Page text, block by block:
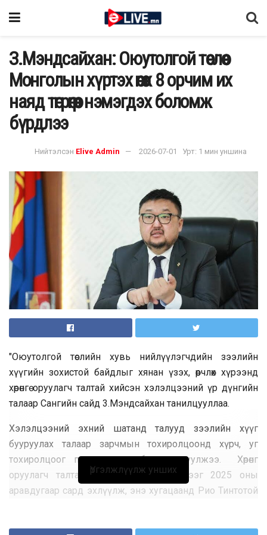
З.Мэндсайхан: Оюутолгой төслөөс
Монголын хүртэх өгөөж 8 орчим их
наяд төгрөгөөр нэмэгдэх боломж
бүрдлээ
Нийтэлсэн Elive Admin 2026-07-01 Урт: 1 мин уншина
"Оюутолгой төслийн хувь нийлүүлэгчдийн зээлийн
хүүгийн зохистой байдлыг хянан үзэх, өөрчлөх хүрээнд
хөрөнгө оруулагч талтай хийсэн хэлэлцээний үр дүнгийн
талаар Сангийн сайд 3.Мэндсайхан танилцууллаа.
Хэлэлцээний эхний шатанд талууд зээлийн хүүг
бууруулах талаар зарчмын тохиролцоонд хүрч, уг
тохиролцоог протоколоор баталгаажуулжээ. Хөрөнгө
оруулагч талтай албан ёсны хэлэлцээг 2025 оны
аравдугаар сард эхлүүлж, энэ хугацаанд Рио Тинтотой
Үргэлжлүүлж унших